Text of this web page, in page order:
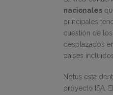
nacionales
principales
cuestión de
desplazados
países
Notus está
proyecto ISA.